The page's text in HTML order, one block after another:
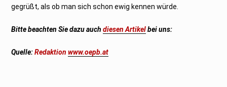
gegrüßt, als ob man sich schon ewig kennen würde.
Bitte beachten Sie dazu auchdiesen Artikelbei uns:
Quelle:Redaktionwww.oepb.at